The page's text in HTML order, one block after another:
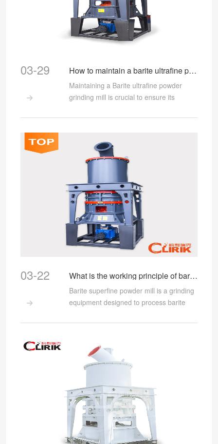
03-29

How to maintain a barite ultrafine powder grinding mill?
Maintaining a Barite ultrafine powder
grinding mill is crucial to ensure its
03-22

What is the working principle of barite superfine powder mill?
Barite superfine powder mill is a grinding
equipment designed to process barite
this mill is based on the grinding of
grinding discs.